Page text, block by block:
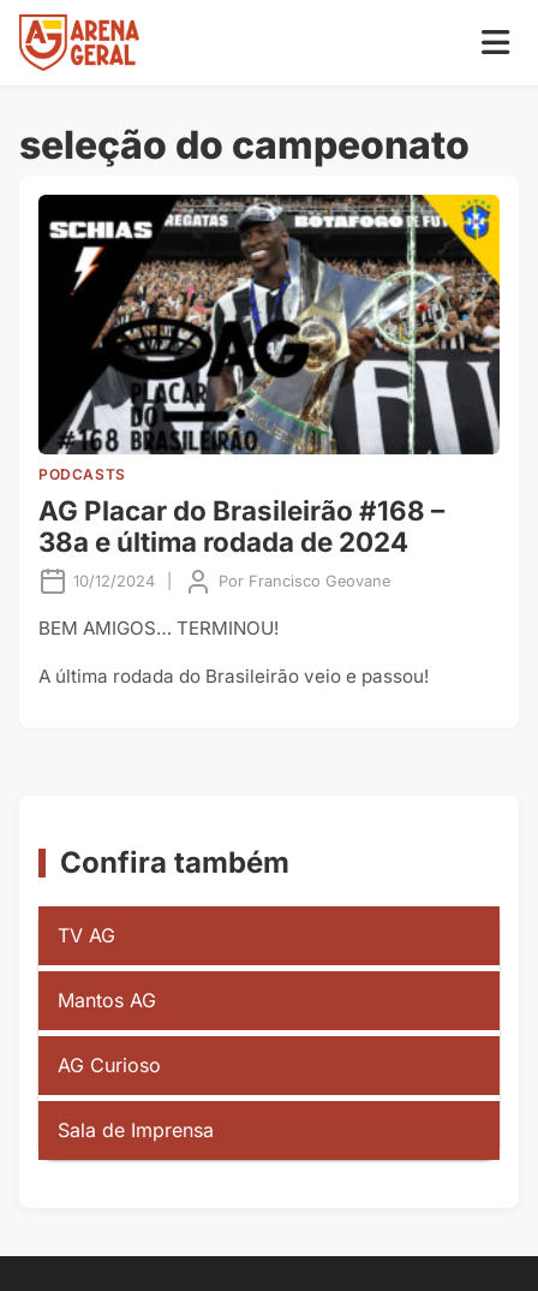
seleção do campeonato
PODCASTS
AG Placar do Brasileirão #168 –
38a e última rodada de 2024
10/12/2024 Por Francisco Geovane
BEM AMIGOS… TERMINOU!
A última rodada do Brasileirão veio e passou!
Confira também
TV AG
Mantos AG
AG Curioso
Sala de Imprensa